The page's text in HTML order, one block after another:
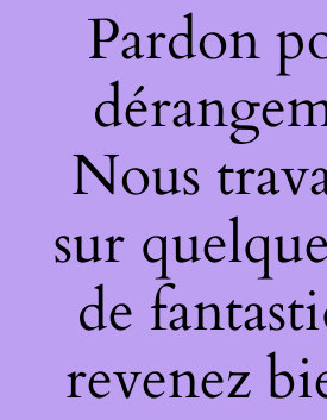
Pardon
Nous
sur
de
revenez